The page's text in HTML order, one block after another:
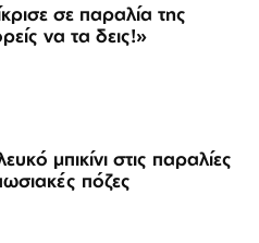
σε παραλία της
να τα δεις!»
μπικίνι στις παραλίες
πόζες